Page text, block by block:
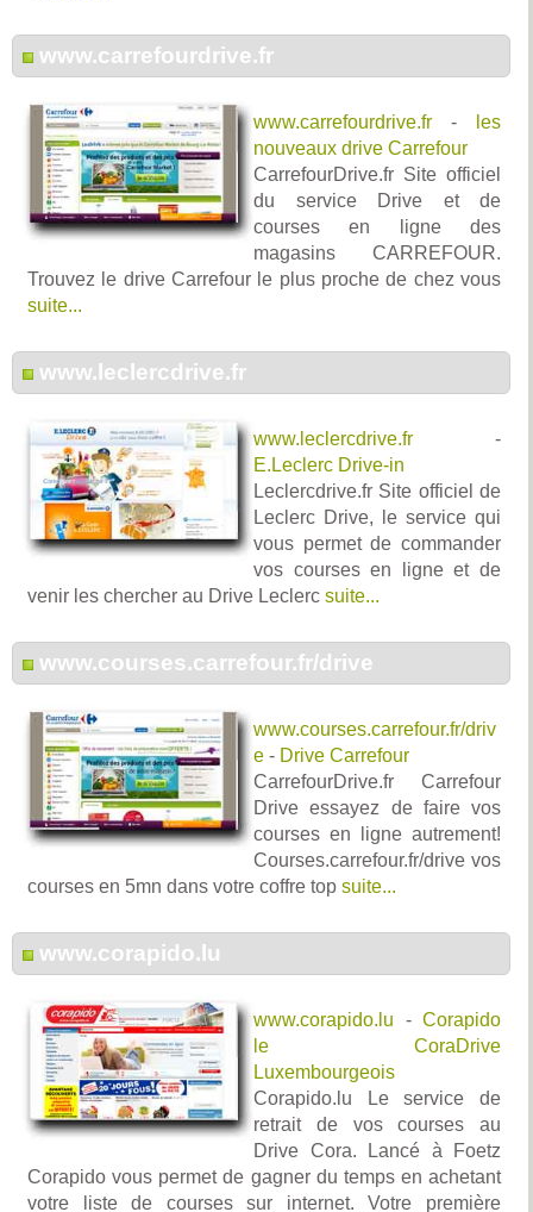
www.carrefourdrive.fr
www.carrefourdrive.fr -
les
nouveaux drive Carrefour
CarrefourDrive.fr Site officiel
du service Drive et de
courses en ligne des
magasins CARREFOUR.
Trouvez le drive Carrefour le plus proche de chez vous
suite...
www.leclercdrive.fr
www.leclercdrive.fr -
E.Leclerc Drive-in
Leclercdrive.fr Site officiel de
Leclerc Drive, le service qui
vous permet de commander
vos courses en ligne et de
venir les chercher au Drive Leclerc suite...
www.courses.carrefour.fr/drive
www.courses.carrefour.fr/driv
e - Drive Carrefour
CarrefourDrive.fr Carrefour
Drive essayez de faire vos
courses en ligne autrement!
Courses.carrefour.fr/drive vos
courses en 5mn dans votre coffre top suite...
www.corapido.lu
www.corapido.lu - Corapido
le CoraDrive
Luxembourgeois
Corapido.lu Le service de
retrait de vos courses au
Drive Cora. Lancé à Foetz
Corapido vous permet de gagner du temps en achetant
votre liste de courses sur internet. Votre première